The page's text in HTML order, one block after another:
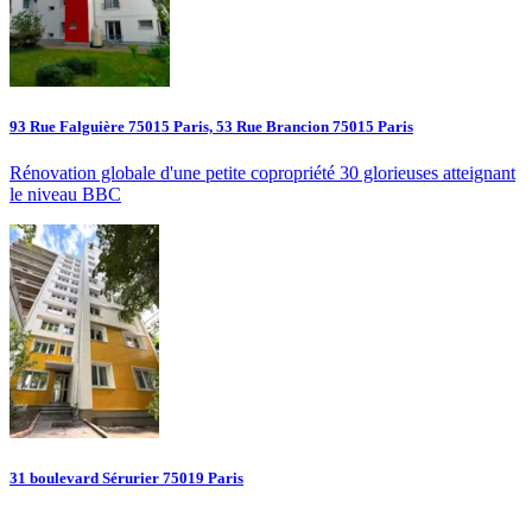
93 Rue Falguière 75015 Paris, 53 Rue Brancion 75015 Paris
Rénovation globale d'une petite copropriété 30 glorieuses atteignant
le niveau BBC
31 boulevard Sérurier 75019 Paris